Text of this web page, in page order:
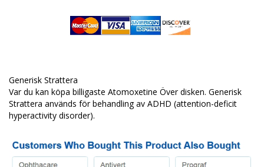
Generisk Strattera
Var du kan köpa billigaste Atomoxetine Över disken. Generisk
Strattera används för behandling av ADHD (attention-deficit
hyperactivity disorder).